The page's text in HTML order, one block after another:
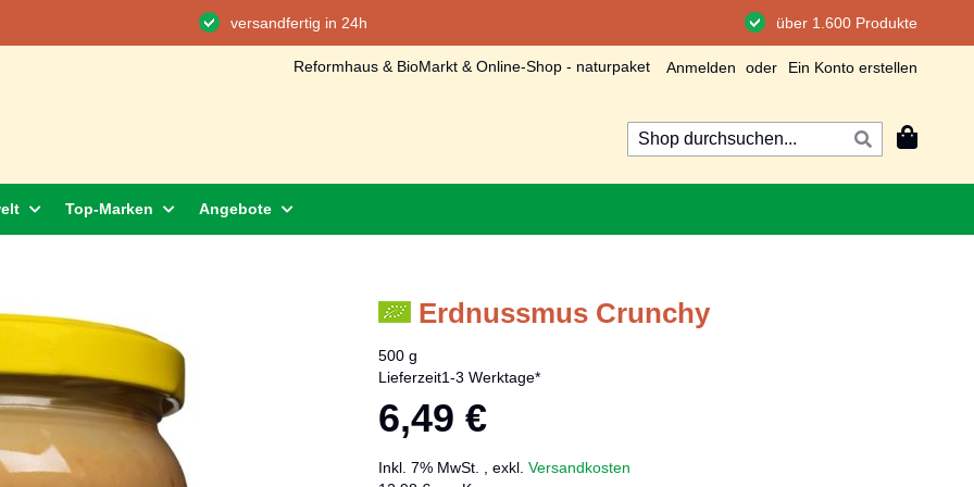
versandfertig in 24h über 1.600 Produkte
Reformhaus & BioMarkt & Online-Shop - naturpaket Anmelden Ein Konto erstellen
Mein
Suche
Top-Marken Angebote
Erdnussmus Crunchy
500 g
Lieferzeit1-3 Werktage*
6,49 €
Inkl. 7% MwSt. exkl. Versandkosten